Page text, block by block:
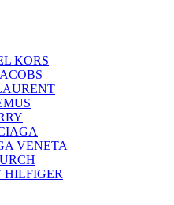
KORS
VENETA
HILFIGER